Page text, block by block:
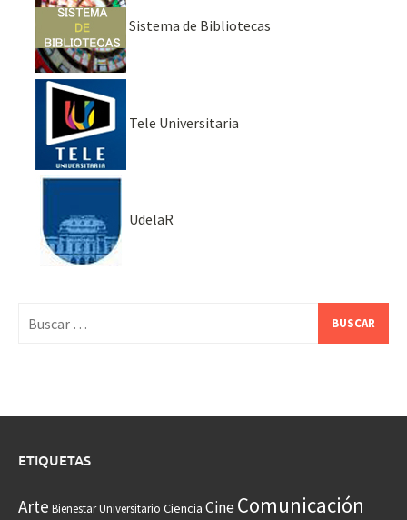
Sistema de Bibliotecas
Tele Universitaria
UdelaR
ETIQUETAS
Arte Bienestar Universitario Ciencia CineComunicación